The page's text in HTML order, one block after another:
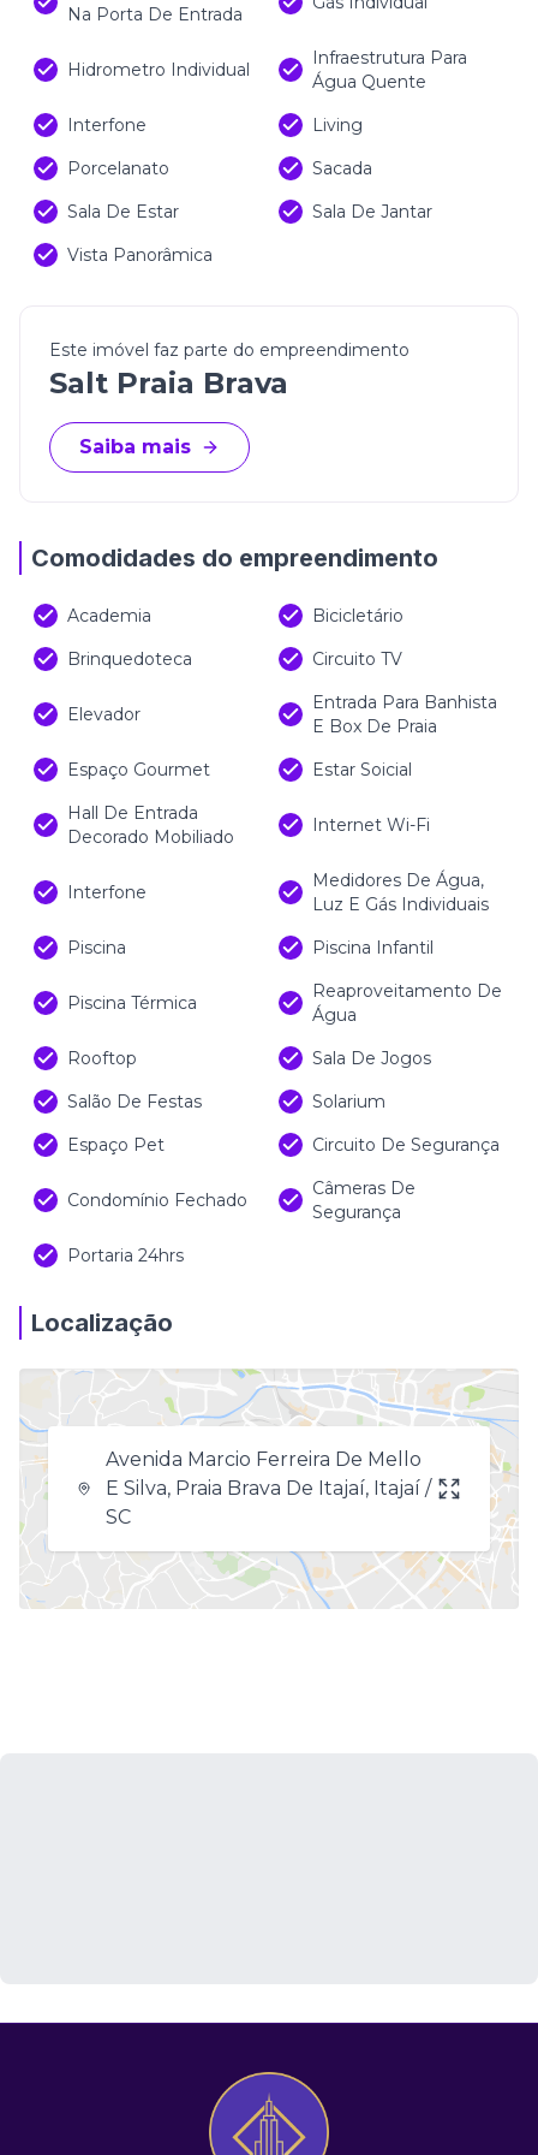
Na Porta De Entrada
Hidrometro Individual
Infraestrutura Para
Água Quente
Interfone
Living
Porcelanato
Sacada
Sala De Estar
Sala De Jantar
Vista Panorâmica
Este imóvel faz parte do empreendimento
Salt Praia Brava
Saiba mais
Comodidades do empreendimento
Academia
Bicicletário
Brinquedoteca
Circuito TV
Elevador
Entrada Para Banhista
E Box De Praia
Espaço Gourmet
Estar Soicial
Hall De Entrada
Decorado Mobiliado
Internet Wi-Fi
Interfone
Medidores De Água,
Luz E Gás Individuais
Piscina
Piscina Infantil
Piscina Térmica
Reaproveitamento De
Água
Rooftop
Sala De Jogos
Salão De Festas
Solarium
Espaço Pet
Circuito De Segurança
Condomínio Fechado
Câmeras De
Segurança
Portaria 24hrs
Localização
Avenida Marcio Ferreira De Mello
E Silva, Praia Brava De Itajaí, Itajaí /
SC